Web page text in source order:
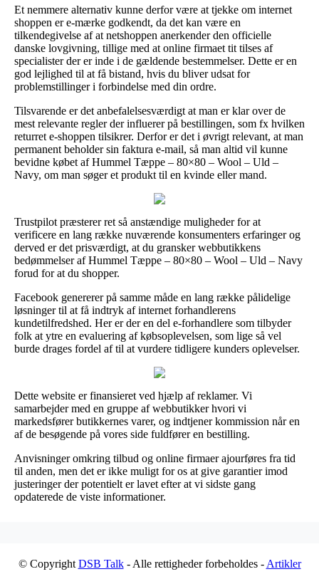
Et nemmere alternativ kunne derfor være at tjekke om internet
shoppen er e-mærke godkendt, da det kan være en
tilkendegivelse af at netshoppen anerkender den officielle
danske lovgivning, tillige med at online firmaet tit tilses af
specialister der er inde i de gældende bestemmelser. Dette er en
god lejlighed til at få bistand, hvis du bliver udsat for
problemstillinger i forbindelse med din ordre.
Tilsvarende er det anbefalelsesværdigt at man er klar over de
mest relevante regler der influerer på bestillingen, som fx hvilken
returret e-shoppen tilsikrer. Derfor er det i øvrigt relevant, at man
permanent beholder sin faktura e-mail, så man altid vil kunne
bevidne købet af Hummel Tæppe – 80×80 – Wool – Uld –
Navy, om man søger et produkt til en kvinde eller mand.
Trustpilot præsterer ret så anstændige muligheder for at
verificere en lang række nuværende konsumenters erfaringer og
derved er det prisværdigt, at du gransker webbutikkens
bedømmelser af Hummel Tæppe – 80×80 – Wool – Uld – Navy
forud for at du shopper.
Facebook genererer på samme måde en lang række pålidelige
løsninger til at få indtryk af internet forhandlerens
kundetilfredshed. Her er der en del e-forhandlere som tilbyder
folk at ytre en evaluering af købsoplevelsen, som lige så vel
burde drages fordel af til at vurdere tidligere kunders oplevelser.
Dette website er finansieret ved hjælp af reklamer. Vi
samarbejder med en gruppe af webbutikker hvori vi
markedsfører butikkernes varer, og indtjener kommission når en
af de besøgende på vores side fuldfører en bestilling.
Anvisninger omkring tilbud og online firmaer ajourføres fra tid
til anden, men det er ikke muligt for os at give garantier imod
justeringer der potentielt er lavet efter at vi sidste gang
opdaterede de viste informationer.
© Copyright DSB Talk- Alle rettigheder forbeholdes - Artikler